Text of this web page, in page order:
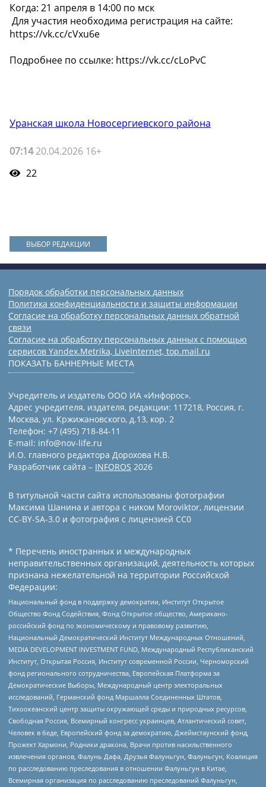
Когда: 21 апреля в 14:00 по мск
️ Для участия необходима регистрация на сайте:
https://vk.cc/cVxu6e
Подробнее по ссылке: https://vk.cc/cLoPvC
Уранская школа Новосергиевского района
07:1420.04.2026 16+
22
ВЫБОР РЕДАКЦИИ
Порядок обработки персональных данных
Политика конфиденциальности и защиты информации
Согласие на обработку персональных данных обратной
связи
Согласие на обработку персональных данных с помощью
сервисов Yandex.Metrika, LiveInternet, top.mail.ru
ПОКАЗАТЬ БАННЕРНЫЕ МЕСТА
Учредитель и издатель ООО ИА «Инфорос».
Адрес учредителя, издателя, редакции: 117218, Россия, г.
Москва, ул. Кржижановского, д.13, кор. 2
Телефон: +7 (495) 718-84-11
E-mail: info@nov-life.ru
И.О. главного редактора Дорохова Н.В.
Разработчик сайта – INFOROS 2026
В титульной части сайта использованы фотографии
Максима Шанина и автора с ником Moroviktor, лицензии
CC-BY-SA-3.0 и фотография с лицензией СС0
* Перечень иностранных и международных
неправительственных организаций, деятельность которых
признана нежелательной на территории Российской
Федерации:
Национальный фонд в поддержку демократии, Институт Открытое
Общество Фонд Содействия, Фонд Открытое общество, Американо-
российский фонд по экономическому и правовому развитию,
Национальный Демократический Институт Международных Отношений,
MEDIA DEVELOPMENT INVESTMENT FUND, Международный Республиканский
Институт, Открытая Россия, Институт современной России, Черноморский
фонд регионального сотрудничества, Европейская Платформа за
Демократические Выборы, Международный центр электоральных
исследований, Германский фонд Маршалла Соединенных Штатов,
Тихоокеанский центр защиты окружающей среды и природных ресурсов,
Свободная Россия, Всемирный конгресс украинцев, Атлантический совет,
Человек в беде, Европейский фонд за демократию, Джеймстаунский фонд,
Прожект Хармони, Родники дракона, Врачи против насильственного
извлечения органов, Фалунь Дафа, Друзья Фалуньгун, Фалуньгун, Коалиция
по расследованию преследования в отношении Фалуньгун в Китае,
Всемирная организация по расследованию преследований Фалуньгун,